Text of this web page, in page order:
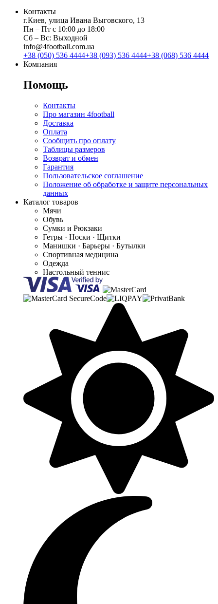
Контакты
г.Киев, улица Ивана Выговского, 13
Пн ‒ Пт с 10:00 до 18:00
Сб ‒ Вс: Выходной
info@4football.com.ua
+38 (050) 536 4444+38 (093) 536 4444+38 (068) 536 4444
Компания
Помощь
Контакты
Про магазин 4football
Доставка
Оплата
Сообщить про оплату
Таблицы размеров
Возврат и обмен
Гарантия
Пользовательское соглашение
Положение об обработке и защите персональных
данных
Каталог товаров
Мячи
Обувь
Сумки и Рюкзаки
Гетры · Носки · Щитки
Манишки · Барьеры · Бутылки
Спортивная медицина
Одежда
Настольный теннис